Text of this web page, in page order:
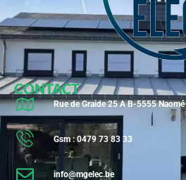
CONTACT
Rue de Graide 25 A B-5555 Naomé
Gsm : 0479 73 83 33
info@mgelec.be